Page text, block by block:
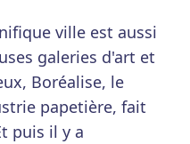
ville est aussi
galeries d'art et
Boréalise, le
papetière, fait
puis il y a